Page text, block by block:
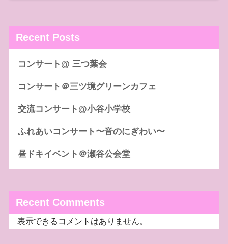
Recent Posts
コンサート@ 三つ葉会
コンサート＠三ツ境グリーンカフェ
交流コンサート@小谷小学校
ふれあいコンサート〜音のにぎわい〜
昼ドキイベント＠瀬谷公会堂
Recent Comments
表示できるコメントはありません。